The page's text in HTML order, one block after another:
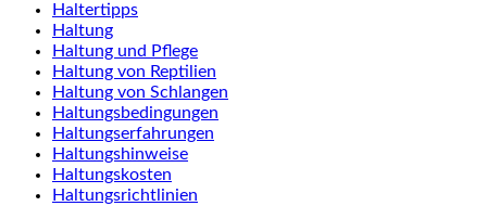
Haltertipps
Haltung
Haltung und Pflege
Haltung von Reptilien
Haltung von Schlangen
Haltungsbedingungen
Haltungserfahrungen
Haltungshinweise
Haltungskosten
Haltungsrichtlinien